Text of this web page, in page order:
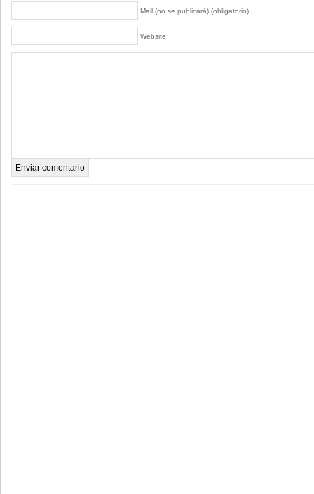
Mail (no se publicará) (obligatorio)
Website